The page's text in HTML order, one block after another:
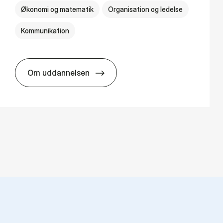
Økonomi og matematik Organisation og ledelse
Kommunikation
Om uddannelsen
HA(kom.) - erhvervs­økonomi og